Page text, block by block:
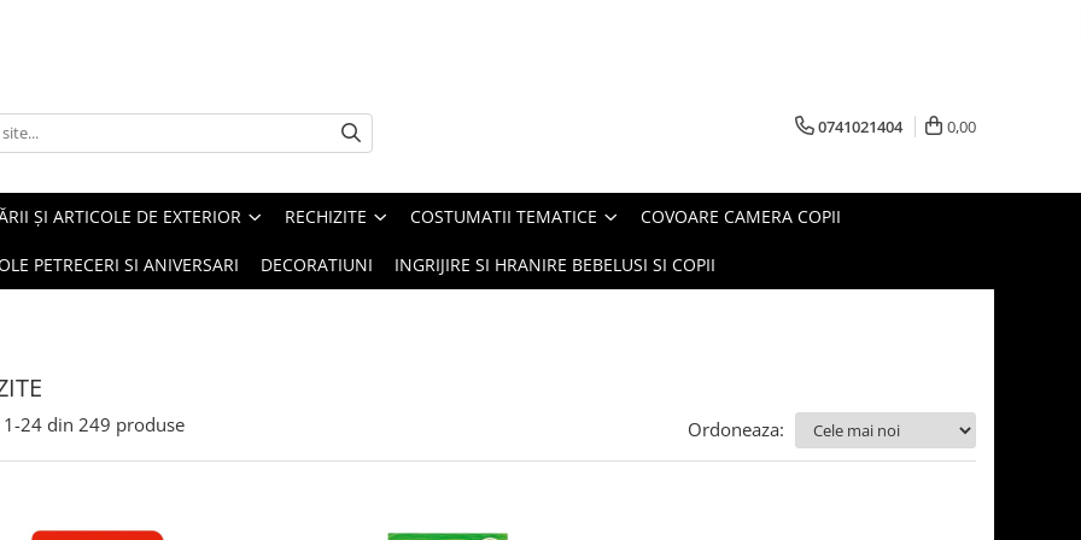
0741021404 0,00
ȘI ARTICOLE DE EXTERIOR RECHIZITE COSTUMATII TEMATICE COVOARE CAMERA COPII
PETRECERI SI ANIVERSARI DECORATIUNI INGRIJIRE SI HRANIRE BEBELUSI SI COPII
1-24 din 249 produse Ordoneaza: